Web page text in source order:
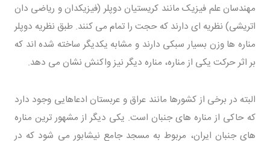
مهندسان علم فیزیک مانند کریستیان دوپلر (فیزیکدان و ریاضی دان
اتریشی) نظریه ای دارند که حجت را تمام می کنند. طبق نظریه دوپلر
مناره ها وزن بسیار سبکی دارند و مشابه یکدیگر ساخته شده اند که
بر اثر حرکت یکی از مناره، مناره دیگر نیز واکنش نشان می دهد.
البته در برخی از کشورها مانند عراق و عربستان ادعاهایی وجود دارد
که حاکی از مناره های جنبان است. یکی دیگر از مشهور ترین مناره
های جنبان ایران، مربوط به مسجد جامع نیشابور می شود که در